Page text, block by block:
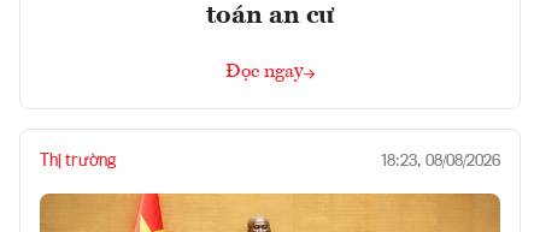
toán an cư
Đọc ngay
Thị trường 18:23, 08/08/2026